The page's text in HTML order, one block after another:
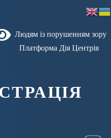
Людям із порушенням зору
Платформа Дія Центрів